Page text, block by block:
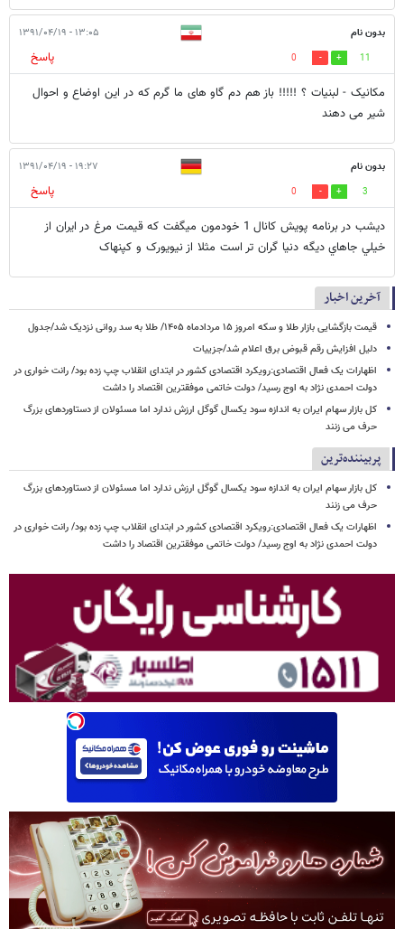
بدون نام ۱۳:۰۵ - ۱۳۹۱/۰۴/۱۹
11
0
پاسخ
مکانیک - لبنیات ؟ !!!!! باز هم دم گاو های ما گرم که در این اوضاع و احوال
شیر می دهند
بدون نام ۱۹:۲۷ - ۱۳۹۱/۰۴/۱۹
3
0
پاسخ
ديشب در برنامه پويش کانال 1 خودمون ميگفت که قيمت مرغ در ايران از
خيلي جاهاي ديگه دنيا گران تر است مثلا از نيويورک و کپنهاک
آخرین اخبار
قیمت بازگشایی بازار طلا و سکه امروز ۱۵ مردادماه ۱۴۰۵/ طلا به سد روانی نزدیک شد/جدول
دلیل افزایش رقم قبوض برق اعلام شد/جزییات
اظهارات یک فعال اقتصادی:رویکرد اقتصادی کشور در ابتدای انقلاب چپ زده بود/ رانت خواری در
دولت احمدی نژاد به اوج رسید/ دولت خاتمی موفقترین اقتصاد را داشت
کل بازار سهام ایران به اندازه سود یکسال گوگل ارزش ندارد اما مسئولان از دستاوردهای بزرگ
حرف می زنند
پربیننده‌ترین
کل بازار سهام ایران به اندازه سود یکسال گوگل ارزش ندارد اما مسئولان از دستاوردهای بزرگ
حرف می زنند
اظهارات یک فعال اقتصادی:رویکرد اقتصادی کشور در ابتدای انقلاب چپ زده بود/ رانت خواری در
دولت احمدی نژاد به اوج رسید/ دولت خاتمی موفقترین اقتصاد را داشت